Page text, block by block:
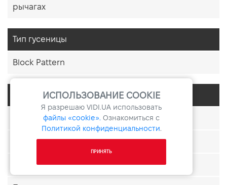
рычагах
Тип гусеницы
Block Pattern
Система смазки
Мокрый картер
Yamaha Autolube
Сухой картер
ИСПОЛЬЗОВАНИЕ COOKIE
Я разрешаю VIDI.UA использовать
файлы «cookie». Ознакомиться с
Политикой конфиденциальности.
ПРИНЯТЬ